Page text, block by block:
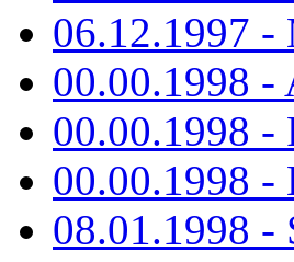
06.12.1997 -
00.00.1998 -
00.00.1998 -
00.00.1998
08.01.1998 -